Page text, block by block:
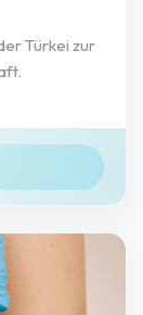
Türkei zur